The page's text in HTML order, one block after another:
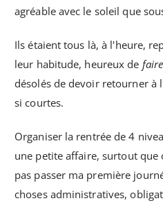
agréable avec le soleil que
Ils étaient tous là, à l'heure,
leur habitude, heureux de
désolés de devoir retourner à
si courtes.
Organiser la rentrée de 4
une petite affaire, surtout que
pas passer ma première
choses administratives,